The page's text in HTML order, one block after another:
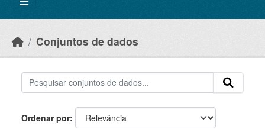
Conjuntos de dados
Ordenar por